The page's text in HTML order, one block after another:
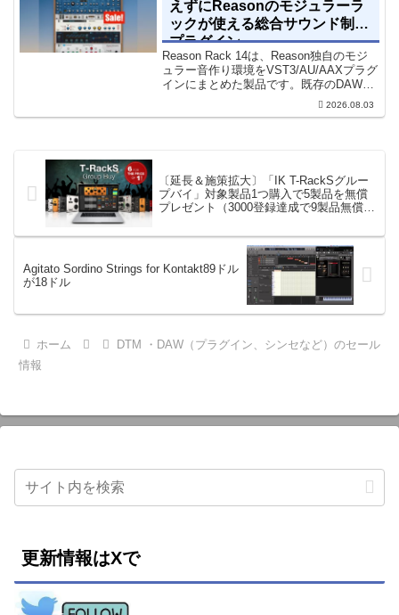
えずにReasonのモジュラーラ
ックが使える総合サウンド制作
プラグイン
Reason Rack 14は、Reason独自のモジ
ュラー音作り環境をVST3/AU/AAXプラグ
インにまとめた製品です。既存のDAWを
乗り換えることなく、68種類のシンセや
エフェクト、CV配線をそのままトラック
2026.08.03
〔延長＆施策拡大〕「IK T-RackSグルー
プバイ」対象製品1つ購入で5製品を無償
プレゼント（3000登録達成で9製品無償提
Agitato Sordino Strings for Kontakt89ドル
が18ドル
ホーム
DTM ・DAW（プラグイン、シンセなど）のセール
情報
更新情報はXで